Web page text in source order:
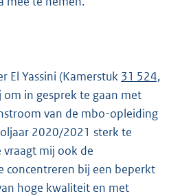
El Yassini (Kamerstuk 31 524,
om in gesprek te gaan met
van de mbo-opleiding
2020/2021 sterk te
vraagt mij ook de
concentreren bij een beperkt
hoge kwaliteit en met